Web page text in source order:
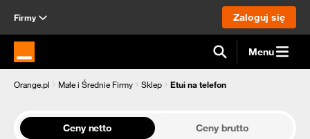
Firmy Zaloguj się
Strona główna Orange.pl Menu
Orange.pl Małe i Średnie Firmy Sklep Etui na telefon
Ceny netto Ceny brutto